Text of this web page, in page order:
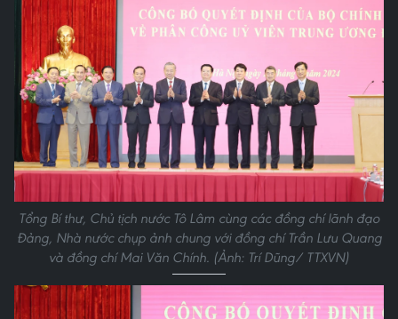
Tổng Bí thư, Chủ tịch nước Tô Lâm cùng các đồng chí lãnh đạo
Đảng, Nhà nước chụp ảnh chung với đồng chí Trần Lưu Quang
và đồng chí Mai Văn Chính. (Ảnh: Trí Dũng/ TTXVN)